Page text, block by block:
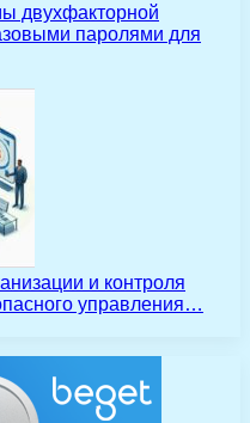
двухфакторной
паролями для
и контроля
управления…